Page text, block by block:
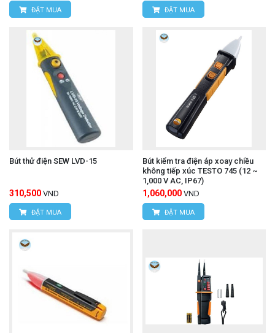
ĐẶT MUA ĐẶT MUA
Bút thử điện SEW LVD-15
310,500 VND
ĐẶT MUA
Bút kiểm tra điện áp xoay chiều
không tiếp xúc TESTO 745 (12 ~
1,000 V AC, IP67)
1,060,000 VND
ĐẶT MUA